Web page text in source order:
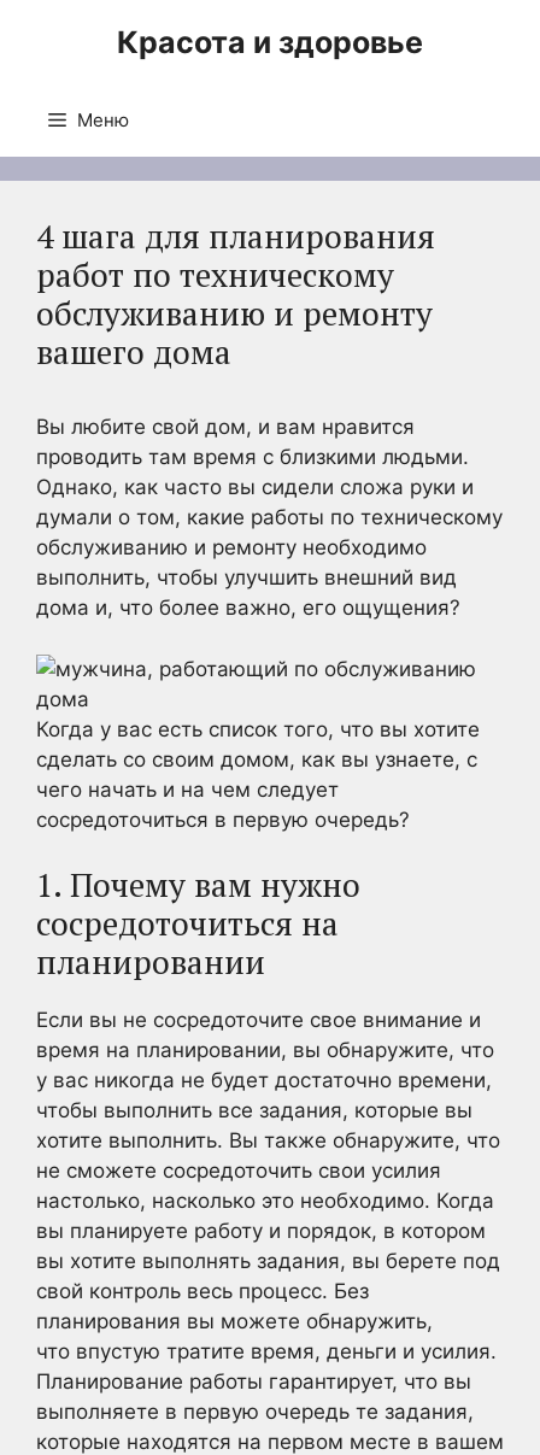
Красота и здоровье
Меню
4 шага для планирования
работ по техническому
обслуживанию и ремонту
вашего дома
Вы любите свой дом, и вам нравится
проводить там время с близкими людьми.
Однако, как часто вы сидели сложа руки и
думали о том, какие работы по техническому
обслуживанию и ремонту необходимо
выполнить, чтобы улучшить внешний вид
дома и, что более важно, его ощущения?
Когда у вас есть список того, что вы хотите
сделать со своим домом, как вы узнаете, с
чего начать и на чем следует
сосредоточиться в первую очередь?
1. Почему вам нужно
сосредоточиться на
планировании
Если вы не сосредоточите свое внимание и
время на планировании, вы обнаружите, что
у вас никогда не будет достаточно времени,
чтобы выполнить все задания, которые вы
хотите выполнить. Вы также обнаружите, что
не сможете сосредоточить свои усилия
настолько, насколько это необходимо. Когда
вы планируете работу и порядок, в котором
вы хотите выполнять задания, вы берете под
свой контроль весь процесс. Без
планирования вы можете обнаружить,
что впустую тратите время, деньги и усилия.
Планирование работы гарантирует, что вы
выполняете в первую очередь те задания,
которые находятся на первом месте в вашем